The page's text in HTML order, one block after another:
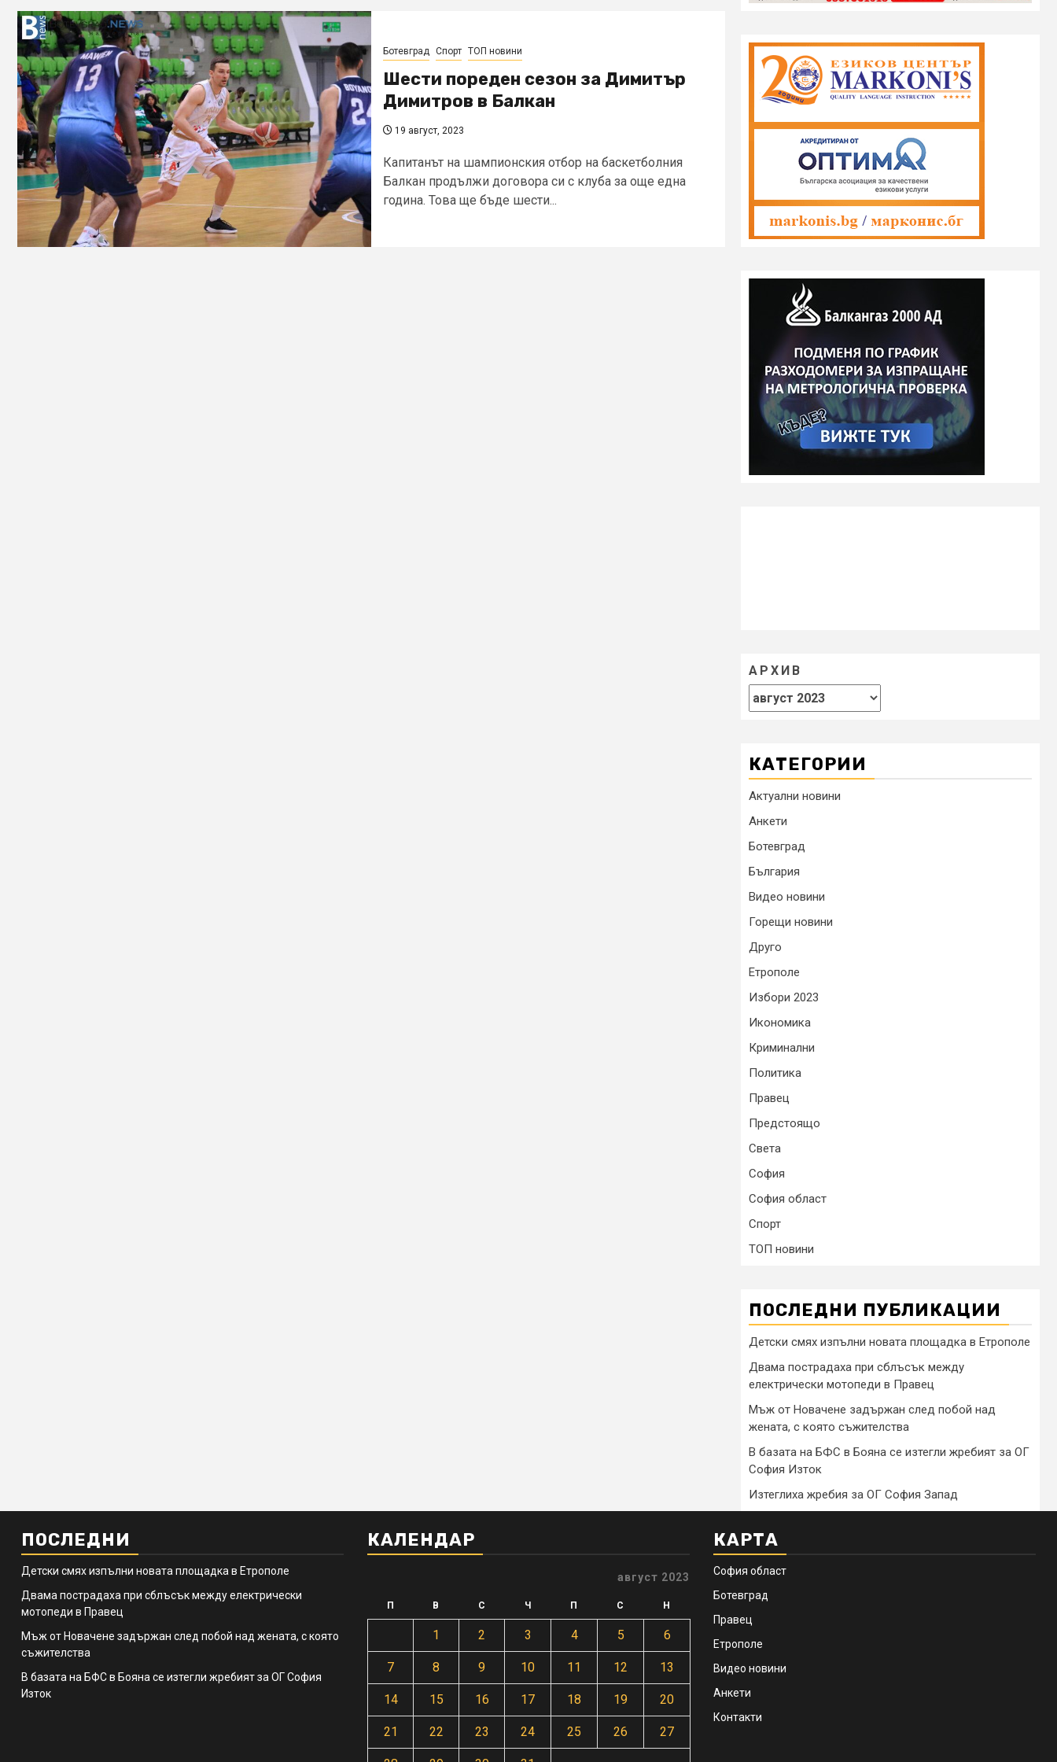
Ботевград Спорт ТОП новини
Шести пореден сезон за Димитър
Димитров в Балкан
19 август, 2023
Капитанът на шампионския отбор на баскетболния
Балкан продължи договора си с клуба за още една
година. Това ще бъде шести...
АРХИВ
КАТЕГОРИИ
Актуални новини
Анкети
Ботевград
България
Видео новини
Горещи новини
Друго
Етрополе
Избори 2023
Икономика
Криминални
Политика
Правец
Предстоящо
Света
София
София област
Спорт
ТОП новини
ПОСЛЕДНИ ПУБЛИКАЦИИ
Детски смях изпълни новата площадка в Етрополе
Двама пострадаха при сблъсък между
електрически мотопеди в Правец
Мъж от Новачене задържан след побой над
жената, с която съжителства
В базата на БФС в Бояна се изтегли жребият за ОГ
София Изток
Изтеглиха жребия за ОГ София Запад
ПОСЛЕДНИ
Детски смях изпълни новата площадка в Етрополе
Двама пострадаха при сблъсък между електрически
мотопеди в Правец
Мъж от Новачене задържан след побой над жената, с която
съжителства
В базата на БФС в Бояна се изтегли жребият за ОГ София
Изток
КАЛЕНДАР
август 2023
П В С Ч П С Н
1 2 3 4 5 6
7 8 9 10 11 12 13
14 15 16 17 18 19 20
21 22 23 24 25 26 27
КАРТА
София област
Ботевград
Правец
Етрополе
Видео новини
Анкети
Контакти